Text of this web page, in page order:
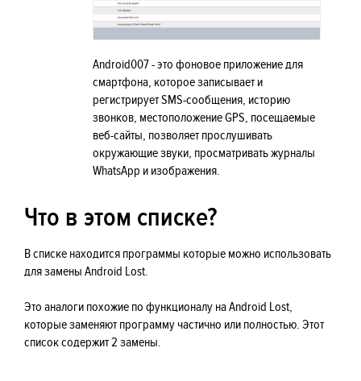
Android007 - это фоновое приложение для
смартфона, которое записывает и
регистрирует SMS-сообщения, историю
звонков, местоположение GPS, посещаемые
веб-сайты, позволяет прослушивать
окружающие звуки, просматривать журналы
WhatsApp и изображения.
Что в этом списке?
В списке находится программы которые можно использовать
для замены Android Lost.
Это аналоги похожие по функционалу на Android Lost,
которые заменяют программу частично или полностью. Этот
список содержит 2 замены.